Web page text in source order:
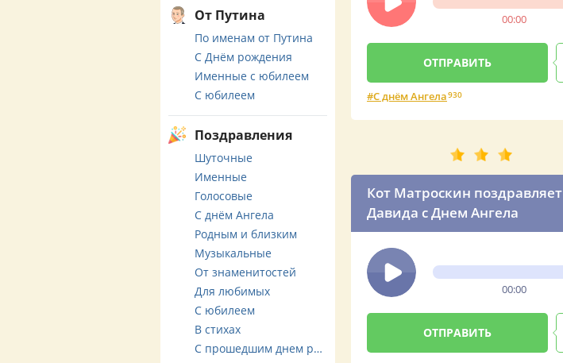
00:00
С днём Ангела930
Кот Матроскин поздравляет
Давида с Днем Ангела
00:00
От Путина
По именам от Путина
С Днём рождения
Именные с юбилеем
С юбилеем
Поздравления
Шуточные
Именные
Голосовые
С днём Ангела
Родным и близким
Музыкальные
От знаменитостей
Для любимых
С юбилеем
В стихах
С прошедшим днем рождения